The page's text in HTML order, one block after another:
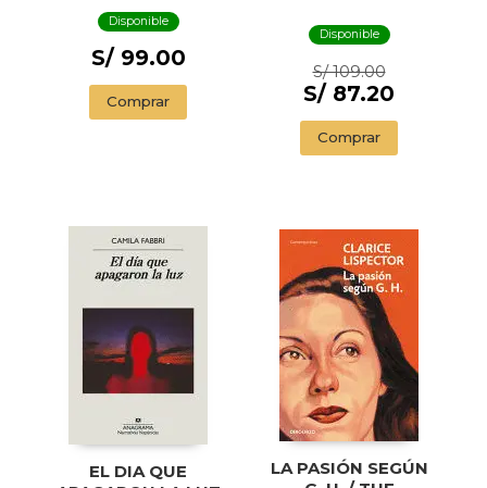
SWIMMER AND
OTHER STORIES (
ILLUSTRADED
EDITION)
Disponible
S/ 99.00
Comprar
Disponible
S/ 109.00
S/ 87.20
Comprar
EL DIA QUE
LA PASIÓN SEGÚN